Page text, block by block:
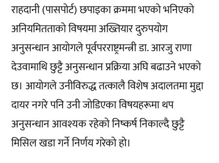
राहदानी (पासपोर्ट) छपाइका क्रममा भएको भनिएको
अनियमितताको विषयमा अख्तियार दुरुपयोग
अनुसन्धान आयोगले पूर्वपरराष्ट्रमन्त्री डा. आरजु राणा
देउवामाथि छुट्टै अनुसन्धान प्रक्रिया अघि बढाउने भएको
छ। आयोगले उनीविरुद्ध तत्कालै विशेष अदालतमा मुद्दा
दायर नगरे पनि उनी जोडिएका विषयहरूमा थप
अनुसन्धान आवश्यक रहेको निष्कर्ष निकाल्दै छुट्टै
मिसिल खडा गर्ने निर्णय गरेको हो।